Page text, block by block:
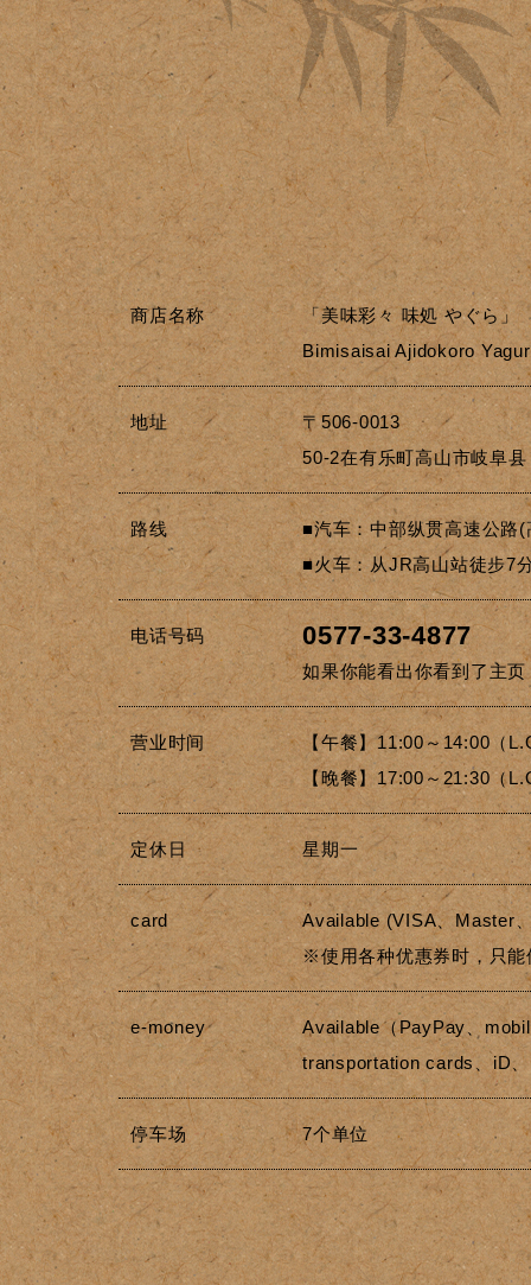
商店名称
「美味彩々 味処 やぐら」
Bimisaisai Ajidokoro
地址
〒506-0013
50-2在有乐町高山市岐阜县
路线
■汽车：中部纵贯高速公路
■火车：从JR高山站徒步7
电话号码 0577-33-4877
如果你能看出你看到了主
营业时间
【午餐】11:00～14:00（
【晚餐】17:00～21:30（
定休日 星期一
card
Available (VISA、Master
※使用各种优惠券时，只能
e-money
Available（PayPay、
transportation cards、iD
停车场 7个单位